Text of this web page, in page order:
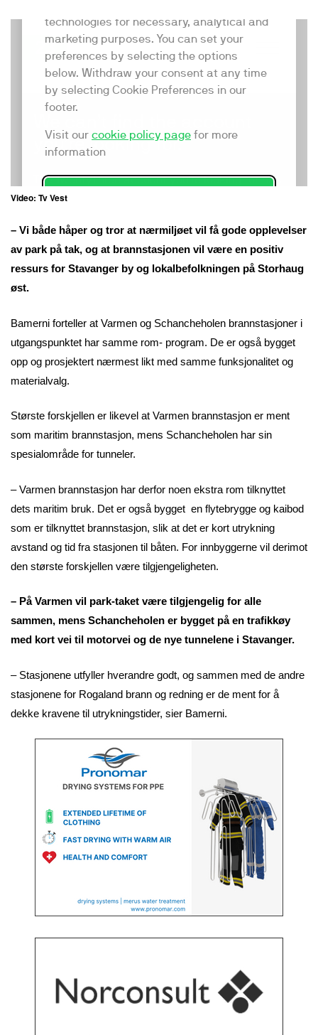
Video: Tv Vest
– Vi både håper og tror at nærmiljøet vil få gode opplevelser
av park på tak, og at brannstasjonen vil være en positiv
ressurs for Stavanger by og lokalbefolkningen på Storhaug
øst.
Bamerni forteller at Varmen og Schancheholen brannstasjoner i
utgangspunktet har samme rom- program. De er også bygget
opp og prosjektert nærmest likt med samme funksjonalitet og
materialvalg.
Største forskjellen er likevel at Varmen brannstasjon er ment
som maritim brannstasjon, mens Schancheholen har sin
spesialområde for tunneler.
– Varmen brannstasjon har derfor noen ekstra rom tilknyttet
dets maritim bruk. Det er også bygget en flytebrygge og kaibod
som er tilknyttet brannstasjon, slik at det er kort utrykning
avstand og tid fra stasjonen til båten. For innbyggerne vil derimot
den største forskjellen være tilgjengeligheten.
– På Varmen vil park-taket være tilgjengelig for alle
sammen, mens Schancheholen er bygget på en trafikkøy
med kort vei til motorvei og de nye tunnelene i Stavanger.
– Stasjonene utfyller hverandre godt, og sammen med de andre
stasjonene for Rogaland brann og redning er de ment for å
dekke kravene til utrykningstider, sier Bamerni.